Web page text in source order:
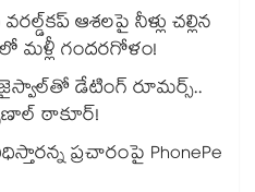
ఆశలపై నీళ్లు చల్లిన
మళ్లీ గందరగోళం!
జైస్వాల్‌తో డేటింగ్ రూమర్స్‌..
ఠాకూర్!
ప్రచారంపై PhonePe